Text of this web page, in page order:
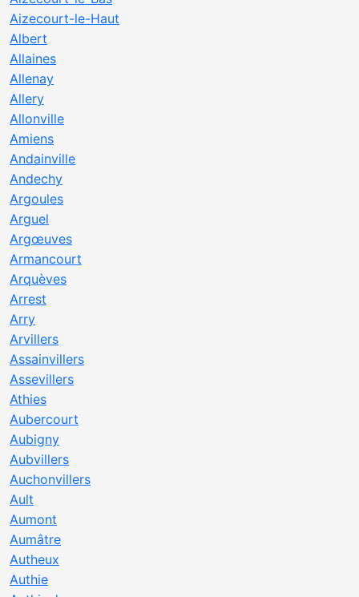
Aizecourt-le-Haut
Albert
Allaines
Allenay
Allery
Allonville
Amiens
Andainville
Andechy
Argoules
Arguel
Argœuves
Armancourt
Arquèves
Arrest
Arry
Arvillers
Assainvillers
Assevillers
Athies
Aubercourt
Aubigny
Aubvillers
Auchonvillers
Ault
Aumont
Aumâtre
Autheux
Authie